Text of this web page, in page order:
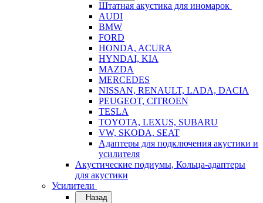
Штатная акустика для иномарок
AUDI
BMW
FORD
HONDA, ACURA
HYNDAI, KIA
MAZDA
MERCEDES
NISSAN, RENAULT, LADA, DACIA
PEUGEOT, CITROEN
TESLA
TOYOTA, LEXUS, SUBARU
VW, SKODA, SEAT
Адаптеры для подключения акустики и
усилителя
Акустические подиумы, Кольца-адаптеры
для акустики
Усилители
Назад